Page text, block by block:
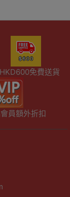
免費送貨
員額外折扣